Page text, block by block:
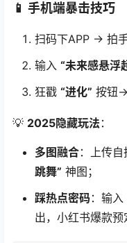
📱 手机端暴击技巧
扫码下APP → 拍
输入 “未来感悬浮
狂戳 “进化” 按钮
💡 2025隐藏玩法 ：
多图融合：上传
跳舞” 神图；
踩热点密码：输入
出，小红书爆款预